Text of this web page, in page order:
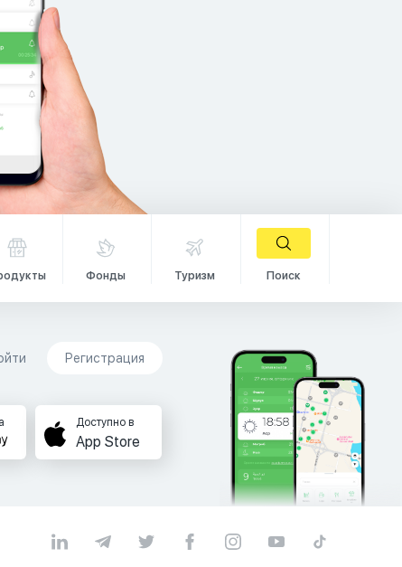
Фонды Туризм Поиск
Регистрация
Доступно в
App Store